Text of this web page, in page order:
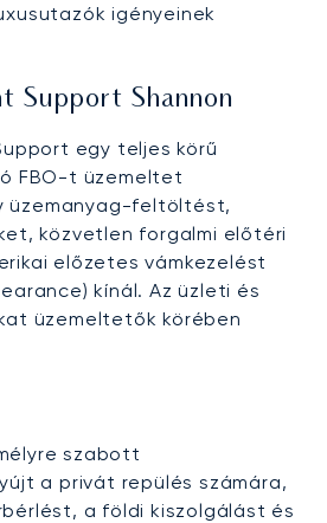
igényeinek
Support Shannon
egy teljes körű
FBO-t üzemeltet
üzemanyag-feltöltést,
közvetlen forgalmi előtéri
előzetes vámkezelést
kínál. Az üzleti és
üzemeltetők körében
szabott
a privát repülés számára,
a földi kiszolgálást és